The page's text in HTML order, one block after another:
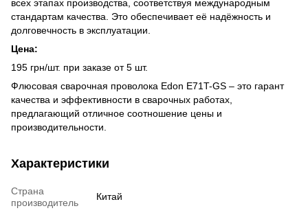
всех этапах производства, соответствуя международным
стандартам качества. Это обеспечивает её надёжность и
долговечность в эксплуатации.
Цена:
195 грн/шт. при заказе от 5 шт.
Флюсовая сварочная проволока Edon E71T-GS – это гарант
качества и эффективности в сварочных работах,
предлагающий отличное соотношение цены и
производительности.
Характеристики
Страна
производитель
Китай